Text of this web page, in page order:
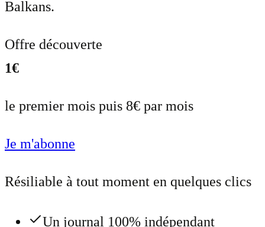
Balkans.
Offre découverte
1€
le premier mois puis 8€ par mois
Je m'abonne
Résiliable à tout moment en quelques clics
Un journal 100% indépendant